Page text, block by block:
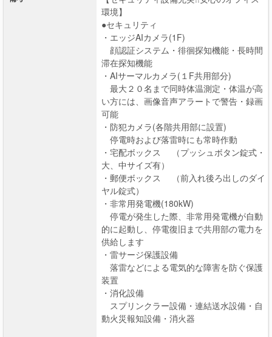
環境】
●セキュリティ
・エッジAIカメラ(1F)
顔認証システム・徘徊探知機能・長時間
滞在探知機能
・AIサーマルカメラ(１F共用部分)
最大２０名まで同時体温測定・体温が高
い方には、画像音声アラートで警告・録画
可能
・防犯カメラ(各階共用部に設置)
停電時および落雷時にも常時作動
・宅配ボックス （プッシュボタン錠式・
大、中サイズ有）
・郵便ボックス （前入れ後ろ出しのダイ
ヤル錠式）
・非常用発電機(180kW)
停電が発生した際、非常用発電機が自動
的に起動し、停電復旧まで共用部の電力を
供給します
・雷サージ保護設備
落雷などによる電気的な障害を防ぐ保護
装置
・消化設備
スプリンクラー設備・連結送水設備・自
動火災報知設備・消火器